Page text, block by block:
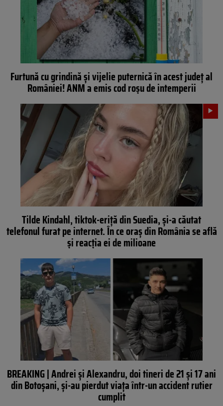
Furtună cu grindină și vijelie puternică în acest județ al
României! ANM a emis cod roșu de intemperii
Tilde Kindahl, tiktok-eriță din Suedia, și-a căutat
telefonul furat pe internet. În ce oraș din România se află
și reacția ei de milioane
BREAKING | Andrei și Alexandru, doi tineri de 21 și 17 ani
din Botoșani, și-au pierdut viața într-un accident rutier
cumplit